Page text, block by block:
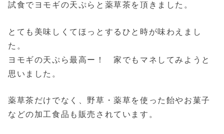
試食でヨモギの天ぷらと薬草茶を頂きました。
とても美味しくてほっとするひと時が味わえまし
た。
ヨモギの天ぷら最高ー！ 家でもマネしてみようと
思いました。
薬草茶だけでなく、野草・薬草を使った飴やお菓子
などの加工食品も販売されています。